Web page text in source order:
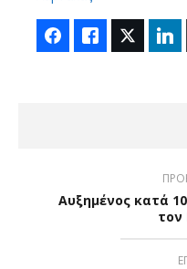
FacebookLike Twitter
Αυξημένος κατά
τον